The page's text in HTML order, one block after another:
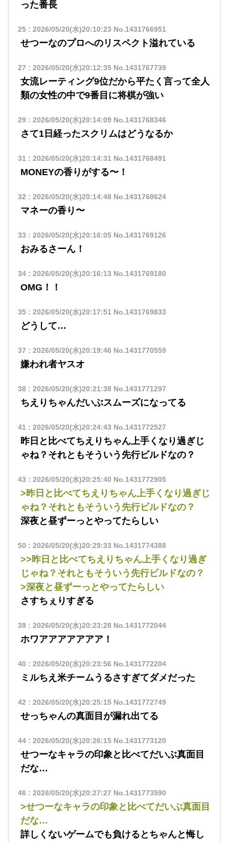
った番長
25: 2026/05/20(水)20:10:23 No.1431766951
せつーなのプロへのリスペクト溢れている
27 : 2026/05/20(水)20:12:35No.1431767739
女流レーティング9位だから平たく言って全人
類の女性の中で9番目に将棋が強い
29: 2026/05/20(水)20:14:09No.1431768346
さて1日経ったスクリムはどうなるか
31: 2026/05/20(水)20:14:31No.1431768491
MONEYの香りがする〜！
32 : 2026/05/20(水)20:14:48No.1431768624
マネーの香り〜
33 : 2026/05/20(水)20:16:05No.1431769126
おみるさーん！
34: 2026/05/20(水)20:16:13 No.1431769180
OMG！！
35: 2026/05/20(水)20:17:51No.1431769833
どうして…
37 : 2026/05/20(水)20:19:46 No.1431770559
嫌われ者ヤスオ
38: 2026/05/20(水)20:21:38No.1431771297
ちえりちゃんだいぶスムーズになってる
41: 2026/05/20(水)20:24:43 No.1431772527
昨日と比べてちえりちゃん上手くなり過ぎじ
ゃね？それともそういう先行ビルドなの？
43 : 2026/05/20(水)20:25:40 No.1431772905
>昨日と比べてちえりちゃん上手くなり過ぎじ
ゃね？それともそういう先行ビルドなの？
深夜と昼ずーっとやってたらしい
50 : 2026/05/20(水)20:29:33 No.1431774388
>>昨日と比べてちえりちゃん上手くなり過ぎ
じゃね？それともそういう先行ビルドなの？
>深夜と昼ずーっとやってたらしい
さすちぇりすぎる
39: 2026/05/20(水)20:23:28No.1431772044
ホワアアアアアアア！
40 : 2026/05/20(水)20:23:56 No.1431772204
ミルちえ米チームうるさすぎてダメだった
42 : 2026/05/20(水)20:25:15No.1431772749
せっちゃんの真面目が漏れ出てる
44: 2026/05/20(水)20:26:15No.1431773120
せつーなキャラの印象と比べてだいぶ真面目
だな…
46 : 2026/05/20(水)20:27:27 No.1431773590
>せつーなキャラの印象と比べてだいぶ真面目
だな…
詳しくないゲームでも負けるとちゃんと悔し